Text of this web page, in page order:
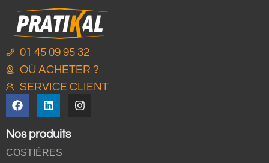
01 45 09 95 32
OÙ ACHETER ?
SERVICE CLIENT
Nos produits
COSTIÈRES